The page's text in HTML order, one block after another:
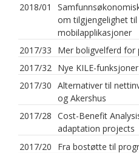
2018/01
om tilgjengelighet
mobilapplikasjoner
2017/33
Mer boligvelferd for
2017/32 Nye KILE-
2017/30 Alternativer til
og Akershus
2017/28 Cost-Benefit
adaptation projects
2017/20
Fra bostøtte til